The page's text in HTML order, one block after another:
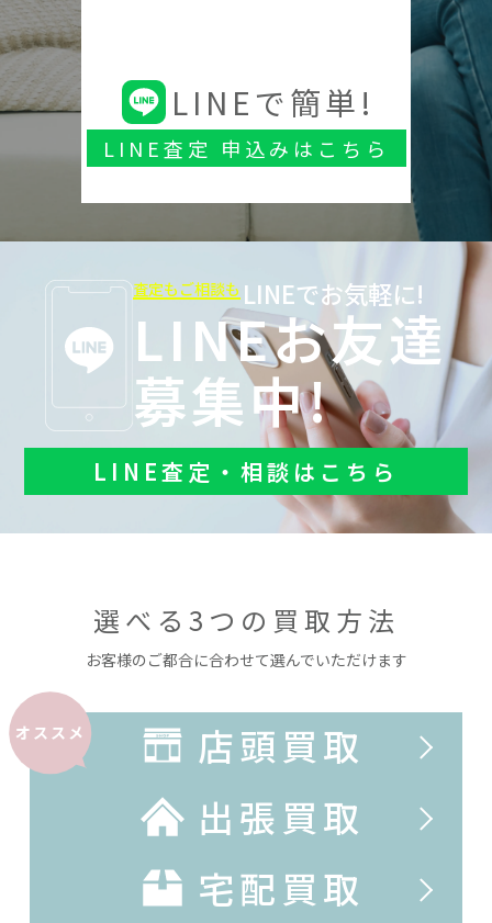
LINEで簡単!
LINE査定 申込みはこちら
査定もご相談も LINEでお気軽に!
LINEお友達
募集中!
LINE査定・相談はこちら
選べる3つの買取方法
お客様のご都合に合わせて選んでいただけます
オススメ
店頭買取
出張買取
宅配買取